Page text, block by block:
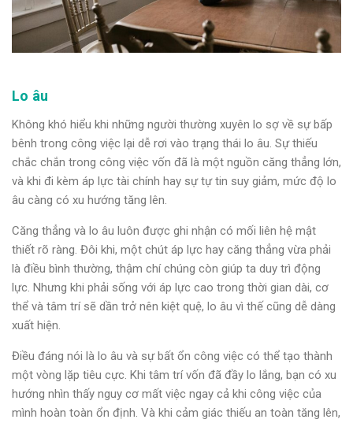
Lo âu
Không khó hiểu khi những người thường xuyên lo sợ về sự bấp
bênh trong công việc lại dễ rơi vào trạng thái lo âu. Sự thiếu
chắc chắn trong công việc vốn đã là một nguồn căng thẳng lớn,
và khi đi kèm áp lực tài chính hay sự tự tin suy giảm, mức độ lo
âu càng có xu hướng tăng lên.
Căng thẳng và lo âu luôn được ghi nhận có mối liên hệ mật
thiết rõ ràng. Đôi khi, một chút áp lực hay căng thẳng vừa phải
là điều bình thường, thậm chí chúng còn giúp ta duy trì động
lực. Nhưng khi phải sống với áp lực cao trong thời gian dài, cơ
thể và tâm trí sẽ dần trở nên kiệt quệ, lo âu vì thế cũng dễ dàng
xuất hiện.
Điều đáng nói là lo âu và sự bất ổn công việc có thể tạo thành
một vòng lặp tiêu cực. Khi tâm trí vốn đã đầy lo lắng, bạn có xu
hướng nhìn thấy nguy cơ mất việc ngay cả khi công việc của
mình hoàn toàn ổn định. Và khi cảm giác thiếu an toàn tăng lên,